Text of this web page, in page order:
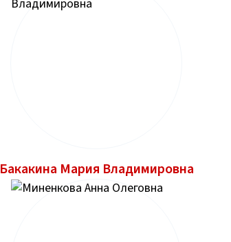
Бакакина Мария Владимировна